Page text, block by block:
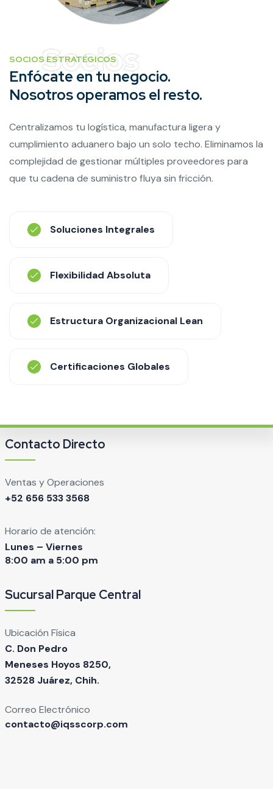
SOCIOS ESTRATÉGICOS
Enfócate en tu negocio.
Nosotros operamos el resto.
Centralizamos tu logística, manufactura ligera y
cumplimiento aduanero bajo un solo techo. Eliminamos la
complejidad de gestionar múltiples proveedores para
que tu cadena de suministro fluya sin fricción.
Soluciones Integrales
Flexibilidad Absoluta
Estructura Organizacional Lean
Certificaciones Globales
Contacto Directo
Ventas y Operaciones
+52 656 533 3568
Horario de atención:
Lunes – Viernes
8:00 am a 5:00 pm
Sucursal Parque Central
Ubicación Física
C. Don Pedro
Meneses Hoyos 8250,
32528 Juárez, Chih.
Correo Electrónico
contacto@iqsscorp.com